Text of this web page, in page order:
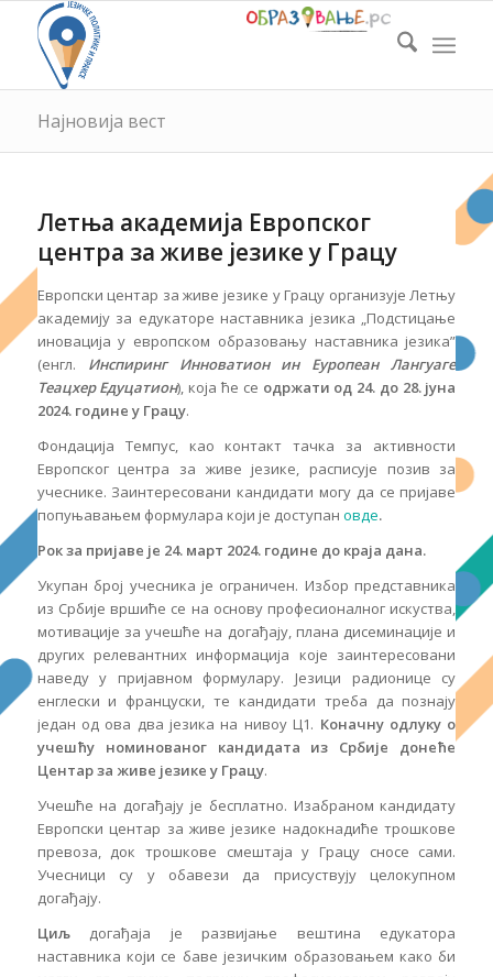
Најновија вест
Летња академија Европског
центра за живе језике у Грацу
Европски центар за живе језике у Грацу организује Летњу
академију за едукаторе наставника језика „Подстицање
иновација у европском образовању наставника језика”
(енгл. Инспиринг Инноватион ин Еуропеан Лангуаге
Теацхер Едуцатион), која ће се одржати од 24. до 28. јуна
2024. године у Грацу.
Фондација Темпус, као контакт тачка за активности
Европског центра за живе језике, расписује позив за
учеснике. Заинтересовани кандидати могу да се пријаве
попуњавањем формулара који је доступан овде.
Рок за пријаве је 24. март 2024. године до краја дана.
Укупан број учесника је ограничен. Избор представника
из Србије вршиће се на основу професионалног искуства,
мотивације за учешће на догађају, плана дисеминације и
других релевантних информација које заинтересовани
наведу у пријавном формулару. Језици радионице су
енглески и француски, те кандидати треба да познају
један од ова два језика на нивоу Ц1. Коначну одлуку о
учешћу номинованог кандидата из Србије донеће
Центар за живе језике у Грацу.
Учешће на догађају је бесплатно. Изабраном кандидату
Европски центар за живе језике надокнадиће трошкове
превоза, док трошкове смештаја у Грацу сносе сами.
Учесници су у обавези да присуствују целокупном
догађају.
Циљдогађаја је развијање вештина едукатора
наставника који се баве језичким образовањем како би